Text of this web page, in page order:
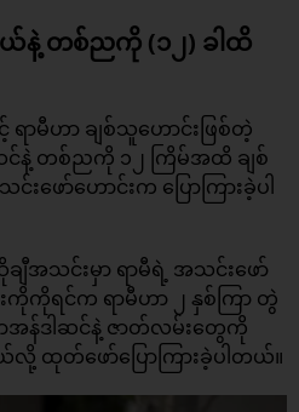
နဲ့ တစ်ညကို (၁၂) ခါထိ
ာမီဟာ ချစ်သူဟောင်းဖြစ်တဲ့
င်နဲ့ တစ်ညကို ၁၂ ကြိမ်အထိ ချစ်
ဖော်ဟောင်းက ပြောကြားခဲ့ပါ
အသင်းမှာ ရာမီရဲ့ အသင်းဖော်
ကိုကိုရင်က ရာမီဟာ ၂ နှစ်ကြာ တွဲ
ာအန်ဒါဆင်နဲ့ ဇာတ်လမ်းတွေကို
လို့ ထုတ်ဖော်ပြောကြားခဲ့ပါတယ်။